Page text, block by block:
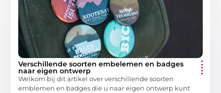
Verschillende soorten embelemen en badges
naar eigen ontwerp
Welkom bij dit artikel over verschillende soorten
emblemen en badges die u naar eigen ontwerp kunt